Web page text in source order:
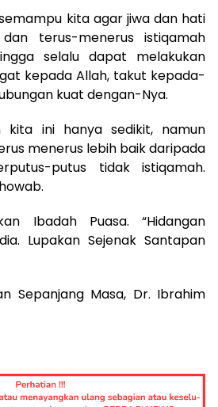
kita agar jiwa dan hati
terus-menerus istiqamah
selalu dapat melakukan
kepada Allah, takut kepada-
kuat dengan-Nya.
kita ini hanya sedikit, namun
menerus lebih baik daripada
putus tidak istiqamah.
Ibadah Puasa. “Hidangan
Lupakan Sejenak Santapan
Sepanjang Masa, Dr. Ibrahim